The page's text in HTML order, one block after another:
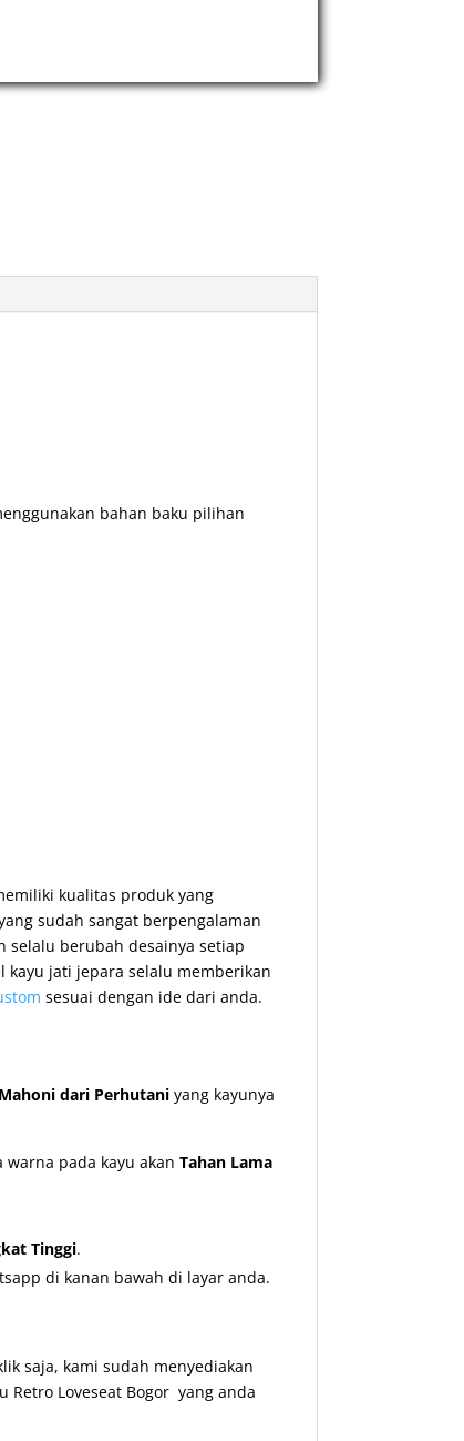
bahan baku pilihan
kualitas produk yang
sudah sangat berpengalaman
berubah desainya setiap
kayu jati jepara selalu memberikan
sesuai dengan ide dari anda.
Mahoni dari Perhutani yang kayunya
pada kayu akan Tahan Lama
Tinggi.
di kanan bawah di layar anda.
saja, kami sudah menyediakan
Loveseat Bogor yang anda